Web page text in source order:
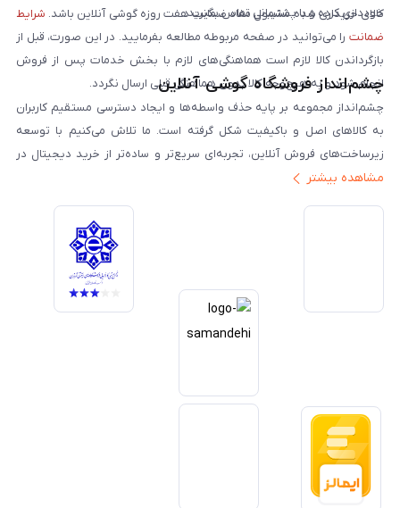
خودداری کرده و با پشتیبانی تماس بگیرید.
کالای خریداری شده مشمول مفاد ضمانت هفت روزه گوشی آنلاین باشد. شرایط
ضمانت را می‌توانید در صفحه مربوطه مطالعه بفرمایید. در این صورت، قبل از
بازگرداندن کالا لازم است هماهنگی‌های لازم با بخش خدمات پس از فروش
انجام شود و به هیچ‌وجه کالا بدون هماهنگی قبلی ارسال نگردد.
چشم‌انداز فروشگاه گوشی آنلاین
چشم‌انداز مجموعه بر پایه حذف واسطه‌ها و ایجاد دسترسی مستقیم کاربران
به کالاهای اصل و باکیفیت شکل گرفته است. ما تلاش می‌کنیم با توسعه
زیرساخت‌های فروش آنلاین، تجربه‌ای سریع‌تر و ساده‌تر از خرید دیجیتال در
ایران ارائه دهیم. تبدیل‌شدن به مرجعی قابل اعتماد برای خرید کالای دیجیتال،
خدمات و به‌روزرسانی مداوم محصولات، مسیر ما را روشن‌تر می‌کند. ما باور
داریم آینده بازار دیجیتال متعلق به کسب‌وکارهایی است که صداقت و شفافیت
را در اولویت قرار می‌دهند. گوشی آنلاین با تکیه بر تجربه و تخصص، با قدرت به
سمت تحقق این چشم‌انداز حرکت می‌کند.
مشاهده بیشتر